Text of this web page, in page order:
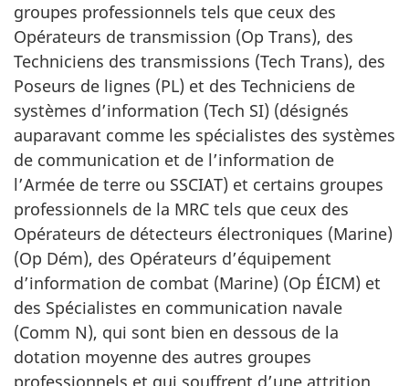
groupes professionnels tels que ceux des
Opérateurs de transmission (Op Trans), des
Techniciens des transmissions (Tech Trans), des
Poseurs de lignes (PL) et des Techniciens de
systèmes d’information (Tech SI) (désignés
aupa­ravant comme les spécialistes des systèmes
de communication et de l’information de
l’Armée de terre ou SSCIAT) et certains groupes
professionnels de la MRC tels que ceux des
Opérateurs de détecteurs électroniques (Marine)
(Op Dém), des Opérateurs d’équipement
d’information de combat (Marine) (Op ÉICM) et
des Spécialistes en communication navale
(Comm N), qui sont bien en dessous de la
dotation moyenne des autres groupes
professionnels et qui souffrent d’une attrition